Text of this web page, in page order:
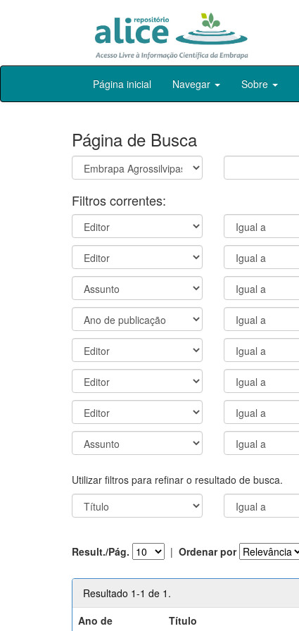
Skip
Página inicial Navegar Sobre
Página de Busca
Filtros correntes:
Utilizar filtros para refinar o resultado de busca.
Result./Pág. | Ordenar por
Resultado 1-1 de 1.
Ano de
Título